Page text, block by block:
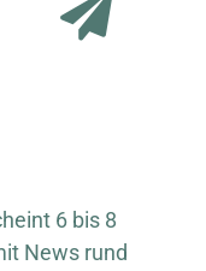
6 bis 8
News rund